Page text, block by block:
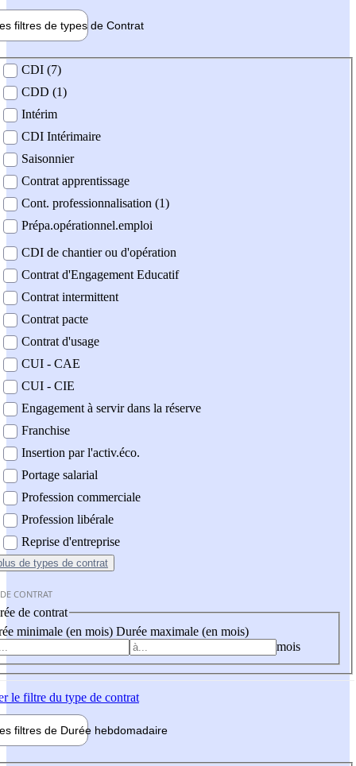
filtres de types de Contrat
contrat
CDI (7)
CDD (1)
Intérim
CDI Intérimaire
Saisonnier
Contrat apprentissage
Cont. professionnalisation (1)
Prépa.opérationnel.emploi
CDI de chantier ou d'opération
Contrat d'Engagement Educatif
Contrat intermittent
Contrat pacte
Contrat d'usage
CUI - CAE
CUI - CIE
Engagement à servir dans la réserve
Franchise
Insertion par l'activ.éco.
Portage salarial
Profession commerciale
Profession libérale
Reprise d'entreprise
de types de contrat
CONTRAT
de contrat
minimale (en mois) Durée maximale (en mois)
mois
le filtre du type de contrat
filtres de Durée hebdomadaire